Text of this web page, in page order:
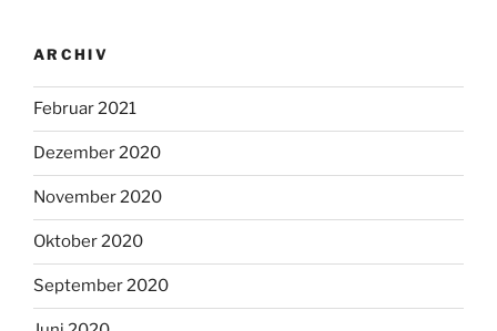
ARCHIV
Februar 2021
Dezember 2020
November 2020
Oktober 2020
September 2020